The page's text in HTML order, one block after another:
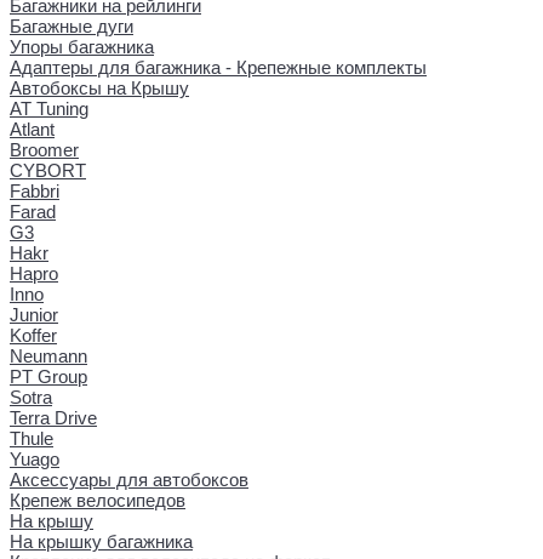
Багажники на рейлинги
Багажные дуги
Упоры багажника
Адаптеры для багажника - Крепежные комплекты
Автобоксы на Крышу
AT Tuning
Atlant
Broomer
CYBORT
Fabbri
Farad
G3
Hakr
Hapro
Inno
Junior
Koffer
Neumann
PT Group
Sotra
Terra Drive
Thule
Yuago
Аксессуары для автобоксов
Крепеж велосипедов
На крышу
На крышку багажника